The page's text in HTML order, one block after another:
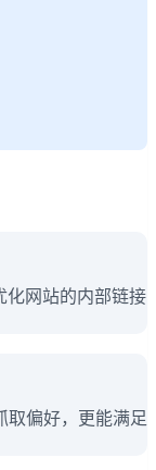
化网站的内部链接
取偏好，更能满足